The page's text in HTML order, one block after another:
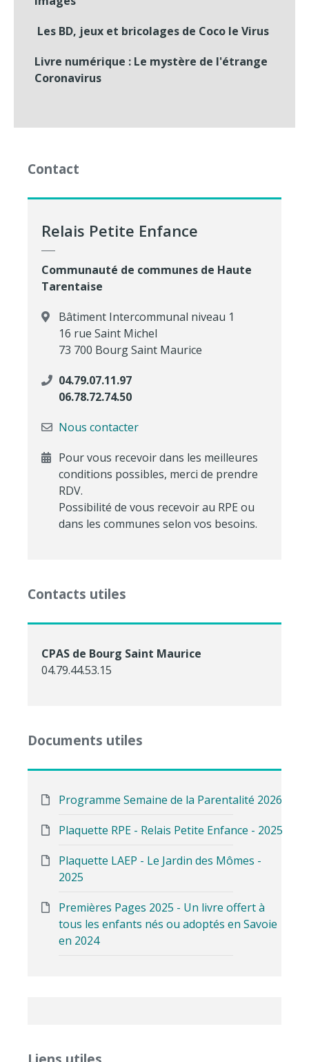
Les BD, jeux et bricolages de Coco le Virus
Livre numérique : Le mystère de l'étrange
Coronavirus
Contact
Relais Petite Enfance
Communauté de communes de Haute
Tarentaise
Bâtiment Intercommunal niveau 1
16 rue Saint Michel
73 700 Bourg Saint Maurice
04.79.07.11.97
06.78.72.74.50
Nous contacter
Pour vous recevoir dans les meilleures
conditions possibles, merci de prendre
RDV.
Possibilité de vous recevoir au RPE ou
dans les communes selon vos besoins.
Contacts utiles
CPAS de Bourg Saint Maurice
04.79.44.53.15
Documents utiles
Programme Semaine de la Parentalité 2026
Plaquette RPE - Relais Petite Enfance - 2025
Plaquette LAEP - Le Jardin des Mômes -
2025
Premières Pages 2025 - Un livre offert à
tous les enfants nés ou adoptés en Savoie
en 2024